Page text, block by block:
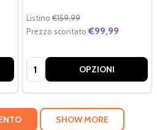
Listino €159,99
Prezzo scontato €99,99
Quantità: OPZIONI
SHOW MORE